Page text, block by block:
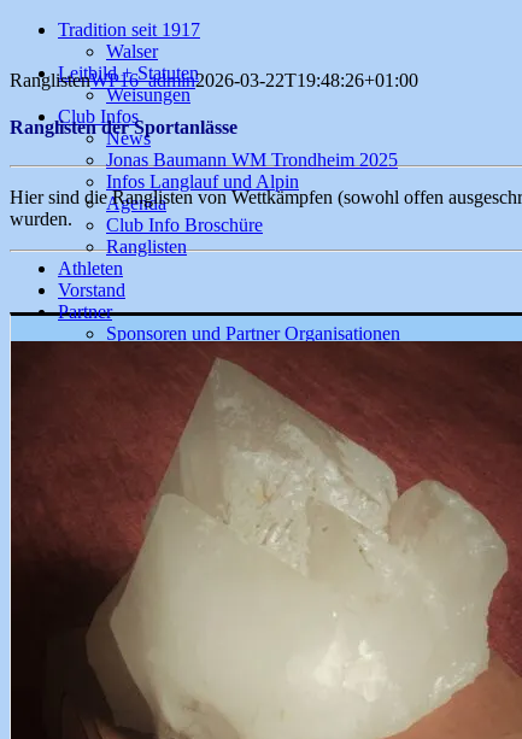
Tradition seit 1917
Walser
Leitbild + Statuten
Weisungen
Club Infos
News
Jonas Baumann WM Trondheim 2025
Infos Langlauf und Alpin
Agenda
Club Info Broschüre
Ranglisten
Athleten
Vorstand
Partner
Sponsoren und Partner Organisationen
Presse und Medienbeiträge
2015
Mitgliedschaft / Socio
Gönner / Patrono
Event Anmeldung / Iscrizione
Helferdienst / Servizio Volontario
Mitteilung / Messaggio
Datenschutz
Cookie Policy
Impressum
RanglistenWP16_admin2026-03-22T19:48:26+01:00
Ranglisten der Sportanlässe
Hier sind die Ranglisten von Wettkämpfen (sowohl offen
wurden.